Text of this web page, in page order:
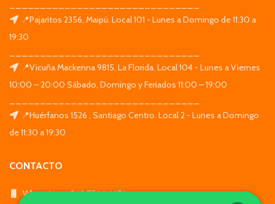
📍Pajaritos 2356, Maipú. Local 101 - Lunes a Domingo de 11:30 a
19:30
📍Vicuña Mackenna 9815, La Florida. Local 104 - Lunes a Viernes
10:00 – 20:00 Sábado, Domingo y Feriados 11:00 – 19:00
📍Huérfanos 1526 , Santiago Centro. Local 2 - Lunes a Domingo
de 11:30 a 19:30
CONTACTO
WhatsApp: +569 7564 4676